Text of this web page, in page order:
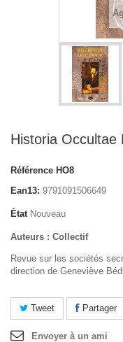
Historia Occultae
Référence HO8
Ean13: 9791091506649
État Nouveau
Auteurs : Collectif
Revue sur les sociétés
direction de Geneviève
Tweet Partager
Envoyer à un ami